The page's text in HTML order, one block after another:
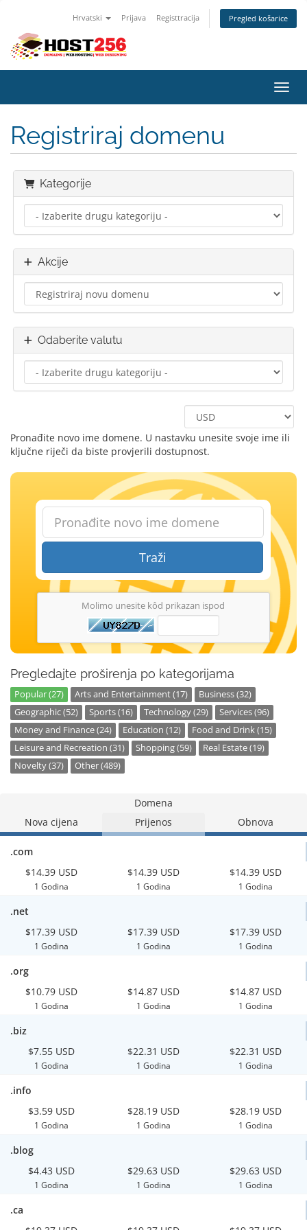
Hrvatski Prijava Registtracija Pregled košarice
Registriraj domenu
Kategorije
Akcije
Odaberite valutu
Pronađite novo ime domene. U nastavku unesite svoje ime ili
ključne riječi da biste provjerili dostupnost.
Traži
Molimo unesite kôd prikazan ispod
Pregledajte proširenja po kategorijama
Popular (27) Arts and Entertainment (17)
Business (32)
Geographic (52)
Sports (16) Technology (29)
Services (96)
Money and Finance (24)
Education (12)
Food and Drink (15)
Leisure and Recreation (31)
Shopping (59)
Real Estate (19)
Novelty (37)
Other (489)
Domena
Nova cijena
Prijenos Obnova
.com
$14.39 USD
1 Godina
$14.39 USD
1 Godina
$14.39 USD
1 Godina
.net
$17.39 USD
1 Godina
$17.39 USD
1 Godina
$17.39 USD
1 Godina
.org
$10.79 USD
1 Godina
$14.87 USD
1 Godina
$14.87 USD
1 Godina
.biz
$7.55 USD
1 Godina
$22.31 USD
1 Godina
$22.31 USD
1 Godina
.info
$3.59 USD
1 Godina
$28.19 USD
1 Godina
$28.19 USD
1 Godina
.blog
$4.43 USD
1 Godina
$29.63 USD
1 Godina
$29.63 USD
1 Godina
.ca